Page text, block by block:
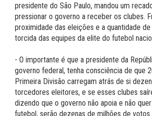
presidente do São Paulo, mandou um
pressionar o governo a receber os clubes.
proximidade das eleições e a quantidade
torcida das equipes da elite do futebol
- O importante é que a presidente da
governo federal, tenha consciência de que
Primeira Divisão carregam atrás de si
torcedores eleitores, e se esses clubes
dizendo que o governo não apoia e não
futebol, serão dezenas de milhões de